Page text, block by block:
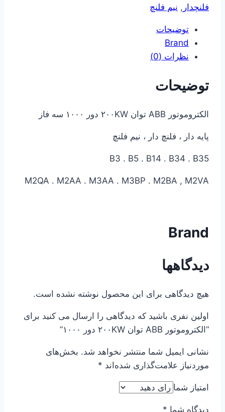
فلنچدار , نیم فلنچ
توضیحات
Brand
نظرات (0)
توضیحات
الکتروموتور ABB توان ۲۰۰KW دور ۱۰۰۰ سه فاز
پایه دار ، فلنچ دار ، نیم فلنچ
B3 . B5 . B14 . B34 . B35
M2QA . M2AA . M3AA . M3BP . M2BA , M2VA
Brand
دیدگاهها
هیچ دیدگاهی برای این محصول نوشته نشده است.
اولین نفری باشید که دیدگاهی را ارسال می کنید برای
“الکتروموتور ABB توان ۲۰۰KW دور ۱۰۰۰”
نشانی ایمیل شما منتشر نخواهد شد. بخش‌های
موردنیاز علامت‌گذاری شده‌اند *
امتیاز شما
دیدگاه شما *